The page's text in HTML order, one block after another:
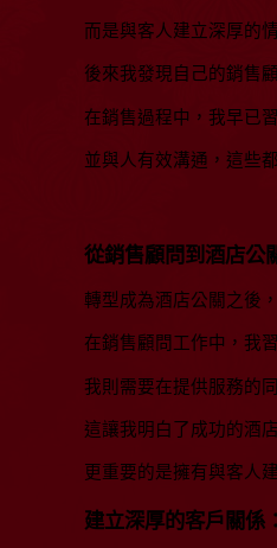
而是與客人建立深厚的
後來我發現自己的銷售
在銷售過程中，我早已
並與人有效溝通，這些
從銷售顧問到酒店公
轉型成為酒店公關之後
在銷售顧問工作中，我
我則需要在提供服務的
這讓我明白了成功的酒
更重要的是擁有與客人
建立深厚的客戶關係